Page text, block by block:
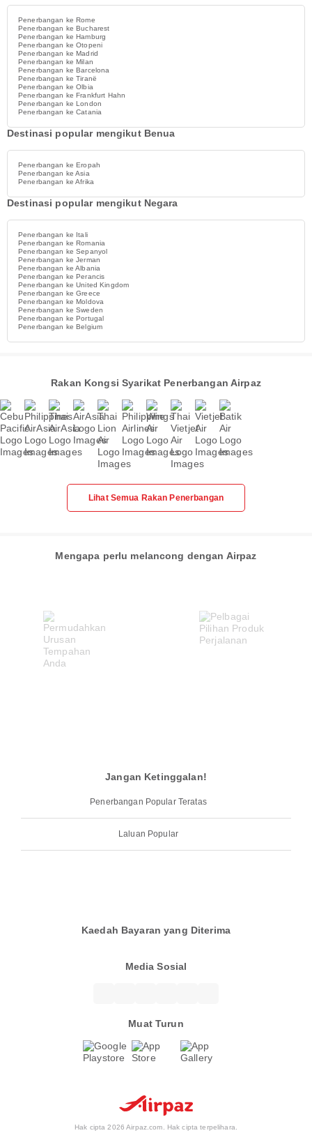
Penerbangan ke Rome
Penerbangan ke Bucharest
Penerbangan ke Hamburg
Penerbangan ke Otopeni
Penerbangan ke Madrid
Penerbangan ke Milan
Penerbangan ke Barcelona
Penerbangan ke Tiranë
Penerbangan ke Olbia
Penerbangan ke Frankfurt Hahn
Penerbangan ke London
Penerbangan ke Catania
Destinasi popular mengikut Benua
Penerbangan ke Eropah
Penerbangan ke Asia
Penerbangan ke Afrika
Destinasi popular mengikut Negara
Penerbangan ke Itali
Penerbangan ke Romania
Penerbangan ke Sepanyol
Penerbangan ke Jerman
Penerbangan ke Albania
Penerbangan ke Perancis
Penerbangan ke United Kingdom
Penerbangan ke Greece
Penerbangan ke Moldova
Penerbangan ke Sweden
Penerbangan ke Portugal
Penerbangan ke Belgium
Rakan Kongsi Syarikat Penerbangan Airpaz
Lihat Semua Rakan Penerbangan
Mengapa perlu melancong dengan Airpaz
Jangan Ketinggalan!
Penerbangan Popular Teratas
Laluan Popular
Kaedah Bayaran yang Diterima
Media Sosial
Muat Turun
Hak cipta 2026 Airpaz.com. Hak cipta terpelihara.